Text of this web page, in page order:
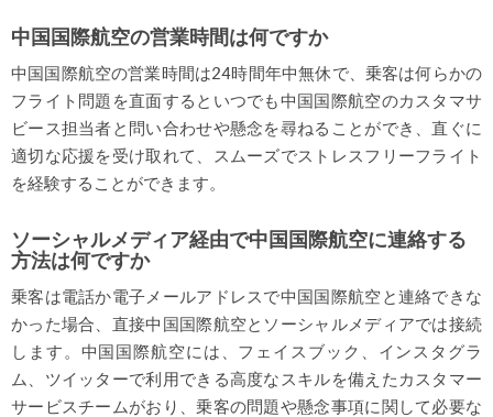
中国国際航空の営業時間は何ですか
中国国際航空の営業時間は24時間年中無休で、乗客は何らかの
フライト問題を直面するといつでも中国国際航空のカスタマサ
ビース担当者と問い合わせや懸念を尋ねることができ、直ぐに
適切な応援を受け取れて、スムーズでストレスフリーフライト
を経験することができます。
ソーシャルメディア経由で中国国際航空に連絡する
方法は何ですか
乗客は電話か電子メールアドレスで中国国際航空と連絡できな
かった場合、直接中国国際航空とソーシャルメディアでは接続
します。中国国際航空には、フェイスブック、インスタグラ
ム、ツイッターで利用できる高度なスキルを備えたカスタマー
サービスチームがおり、乗客の問題や懸念事項に関して必要な